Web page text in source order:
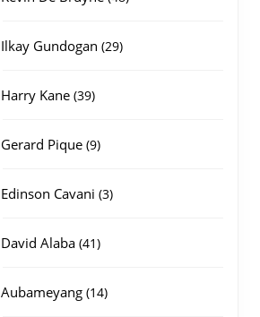
Ilkay Gundogan 2929
Harry Kane 3939
Gerard Pique 99
Edinson Cavani 33
David Alaba 4141
Aubameyang 1414